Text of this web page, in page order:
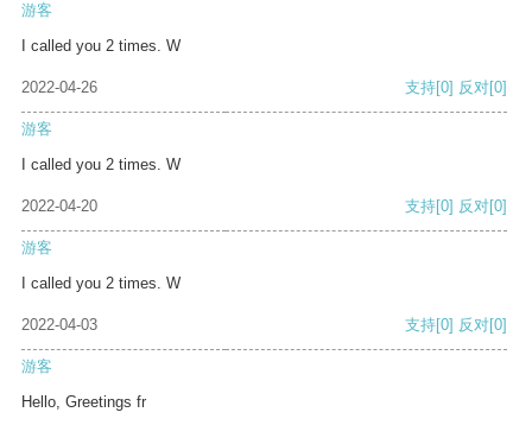
游客
I called you 2 times. W
2022-04-26 支持[0] 反对[0]
游客
I called you 2 times. W
2022-04-20 支持[0] 反对[0]
游客
I called you 2 times. W
2022-04-03 支持[0] 反对[0]
游客
Hello, Greetings fr